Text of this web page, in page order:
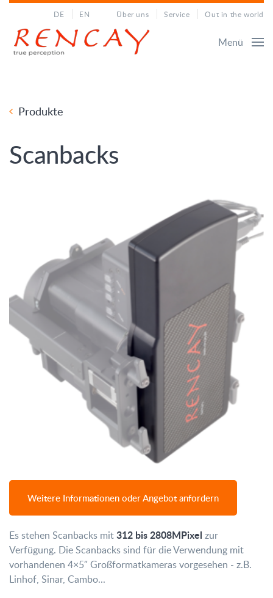
DE EN Über uns Service Out in the world
Menü
Produkte
Scanbacks
Weitere Informationen oder Angebot anfordern
Es stehen Scanbacks mit312 bis 2808MPixel zur
Verfügung. Die Scanbacks sind für die Verwendung mit
vorhandenen 4×5″ Großformatkameras vorgesehen - z.B.
Linhof, Sinar, Cambo...